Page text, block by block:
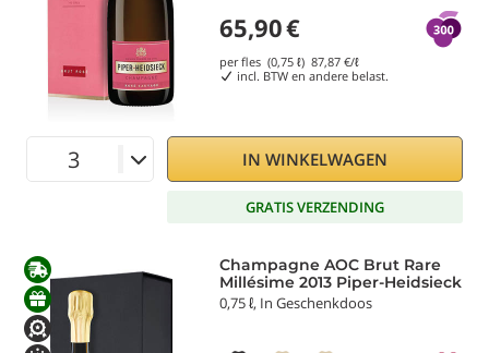
65,90€
per fles (0,75 ℓ) 87,87€/ℓ
incl. BTW en andere belast.
IN WINKELWAGEN
GRATIS VERZENDING
Champagne AOC Brut Rare
Millésime 2013 Piper-Heidsieck
0,75 ℓ, In Geschenkdoos